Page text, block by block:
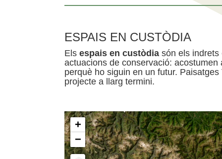
ESPAIS EN CUSTÒDIA
Els espais en custòdia són els indrets
actuacions de conservació:
perquè ho siguin en un futur.
projecte a llarg termini.
+
−